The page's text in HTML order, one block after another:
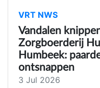
VRT NWS
Vandalen
Zorgboerderij
Humbeek:
ontsnappen
3 Jul 2026